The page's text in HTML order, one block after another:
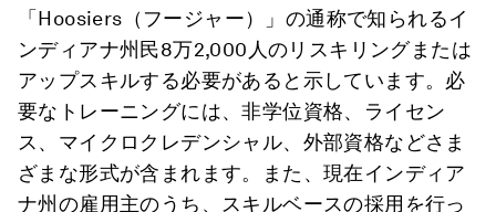
「Hoosiers（フージャー）」の通称で知られるイ
ンディアナ州民8万2,000人のリスキリングまたは
アップスキルする必要があると示しています。必
要なトレーニングには、非学位資格、ライセン
ス、マイクロクレデンシャル、外部資格などさま
ざまな形式が含まれます。また、現在インディア
ナ州の雇用主のうち、スキルベースの採用を行っ